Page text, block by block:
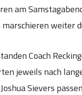
am
weiter
Coach
jeweils nach
Sievers